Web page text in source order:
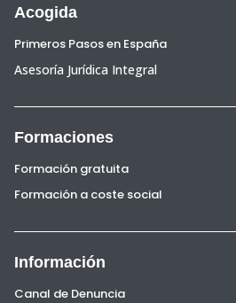
Acogida
Primeros Pasos en España
Asesoría Jurídica Integral
Formaciones
Formación gratuita
Formación a coste social
Información
Canal de Denuncia